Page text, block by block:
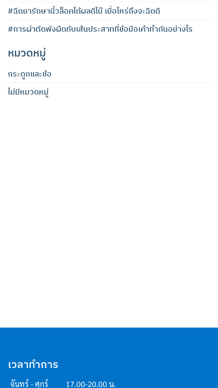
#ฉีดยารักษานิ้วล็อคได้ผลดีไม๊ เมื่อไหร่ถึงจะฉีดดี
#การผ่าตัดพังผืดทับเส้นประสาทที่ข้อมือเค้าทำกันอย่างไร
หมวดหมู่
กระดูกและข้อ
ไม่มีหมวดหมู่
เวลาทำการ
จันทร์ - ศุกร์ 17.00-20.00 น.